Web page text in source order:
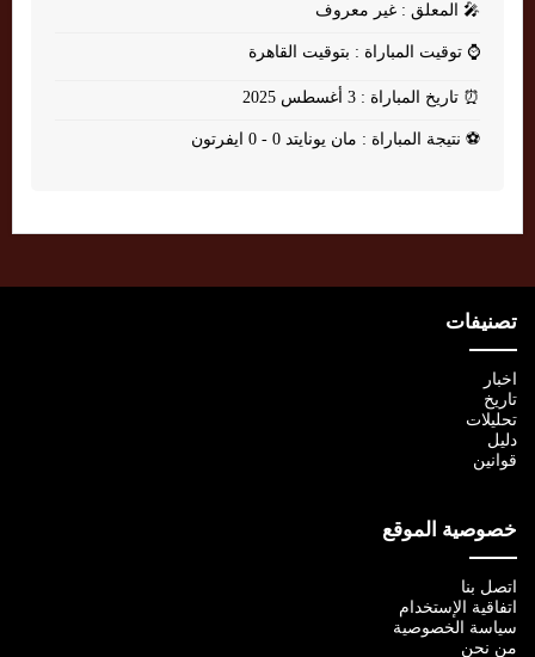
🎤 المعلق : غير معروف
⌚ توقيت المباراة : بتوقيت القاهرة
⏰ تاريخ المباراة : 3 أغسطس 2025
⚽ نتيجة المباراة : مان يونايتد 0 - 0 ايفرتون
تصنيفات
اخبار
تاريخ
تحليلات
دليل
قوانين
خصوصية الموقع
اتصل بنا
اتفاقية الإستخدام
سياسة الخصوصية
من نحن